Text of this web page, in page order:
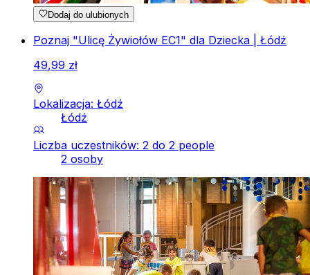
Dodaj do ulubionych
Poznaj "Ulicę Żywiołów EC1" dla Dziecka | Łódź
49,99 zł
Lokalizacja: Łódź
Łódź
Liczba uczestników: 2 do 2 people
2 osoby